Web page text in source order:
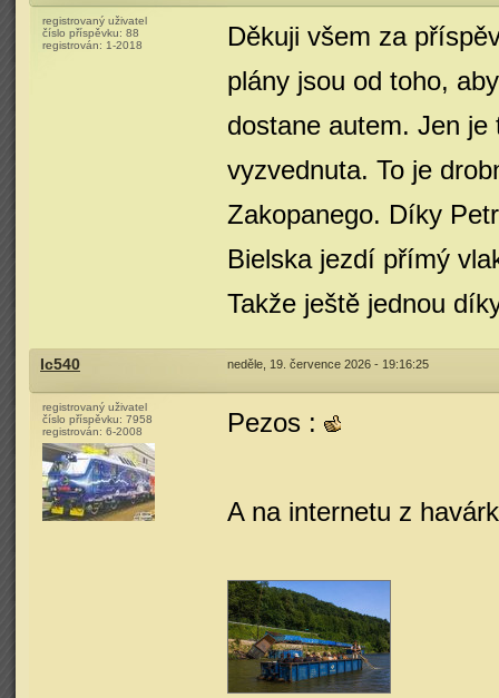
registrovaný uživatel
číslo příspěvku: 88
registrován: 1-2018
Děkuji všem za
plány jsou od toho,
dostane autem. Jen
vyzvednuta. To je
Zakopanego. Díky
Bielska jezdí přímý
Takže ještě jednou
Ic540 neděle, 19. července 2026 - 19:16:25
registrovaný uživatel
číslo příspěvku: 7958
registrován: 6-2008 Pezos :
A na internetu z